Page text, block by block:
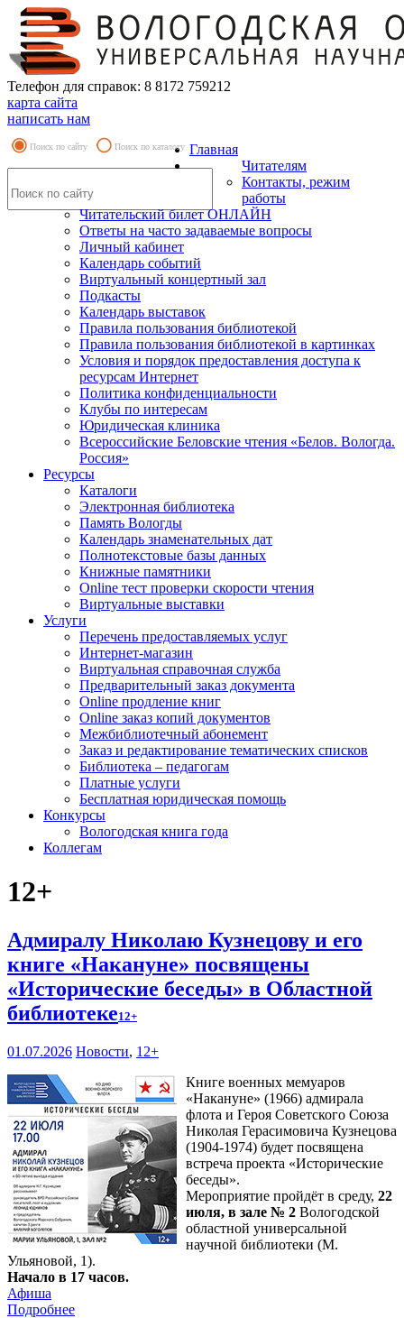
Телефон для справок: 8 8172 759212
карта сайта
написать нам
Поиск по сайту Поиск по каталогу Главная
Читателям
Контакты, режим
работы
Читательский билет ОНЛАЙН
Ответы на часто задаваемые вопросы
Личный кабинет
Календарь событий
Виртуальный концертный зал
Подкасты
Календарь выставок
Правила пользования библиотекой
Правила пользования библиотекой в картинках
Условия и порядок предоставления доступа к
ресурсам Интернет
Политика конфиденциальности
Клубы по интересам
Юридическая клиника
Всероссийские Беловские чтения «Белов. Вологда.
Россия»
Ресурсы
Каталоги
Электронная библиотека
Память Вологды
Календарь знаменательных дат
Полнотекстовые базы данных
Книжные памятники
Online тест проверки скорости чтения
Виртуальные выставки
Услуги
Перечень предоставляемых услуг
Интернет-магазин
Виртуальная справочная служба
Предварительный заказ документа
Online продление книг
Online заказ копий документов
Межбиблиотечный абонемент
Заказ и редактирование тематических списков
Библиотека – педагогам
Платные услуги
Бесплатная юридическая помощь
Конкурсы
Вологодская книга года
Коллегам
12+
Адмиралу Николаю Кузнецову и его
книге «Накануне» посвящены
«Исторические беседы» в Областной
библиотеке12+
01.07.2026 Новости, 12+
Книге военных мемуаров
«Накануне» (1966) адмирала
флота и Героя Советского Союза
Николая Герасимовича Кузнецова
(1904-1974) будет посвящена
встреча проекта «Исторические
беседы».
Мероприятие пройдёт в среду, 22
июля, в зале № 2 Вологодской
областной универсальной
научной библиотеки (М.
Ульяновой, 1).
Начало в 17 часов.
Афиша
Подробнее